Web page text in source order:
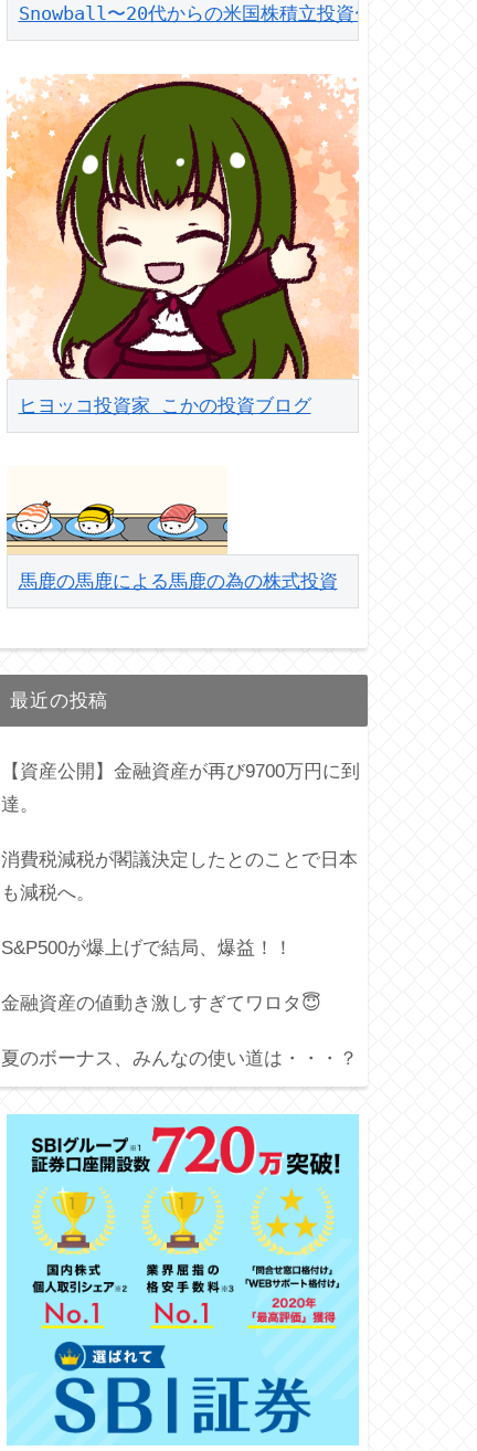
Snowball〜20代からの米国株積立投資〜
ヒヨッコ投資家 こかの投資ブログ
馬鹿の馬鹿による馬鹿の為の株式投資
最近の投稿
【資産公開】金融資産が再び9700万円に到
達。
消費税減税が閣議決定したとのことで日本
も減税へ。
S&P500が爆上げで結局、爆益！！
金融資産の値動き激しすぎてワロタ😇
夏のボーナス、みんなの使い道は・・・？